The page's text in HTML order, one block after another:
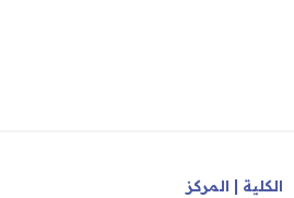
الكلية | المركز